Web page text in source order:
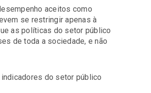
aceitos como
se restringir apenas à
as políticas do setor público
de toda a sociedade, e não
do setor público